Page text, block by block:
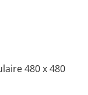
480 x 480